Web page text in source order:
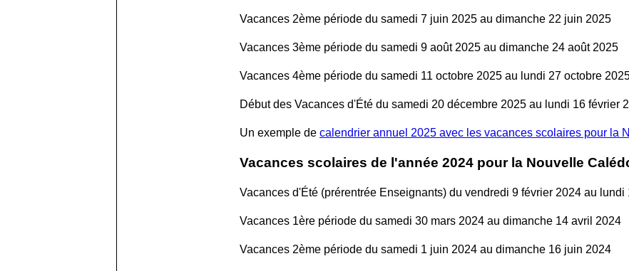
Vacances 2ème période du samedi 7 juin 2025 au dimanche 22 juin 2025
Vacances 3ème période du samedi 9 août 2025 au dimanche 24 août 2025
Vacances 4ème période du samedi 11 octobre 2025 au lundi 27 octobre
Début des Vacances d'Été du samedi 20 décembre 2025 au lundi 16 février
Un exemple de calendrier annuel 2025 avec les vacances scolaires pour la
Vacances scolaires de l'année 2024 pour la Nouvelle
Vacances d'Été (prérentrée Enseignants) du vendredi 9 février 2024 au lundi
Vacances 1ère période du samedi 30 mars 2024 au dimanche 14 avril 2024
Vacances 2ème période du samedi 1 juin 2024 au dimanche 16 juin 2024